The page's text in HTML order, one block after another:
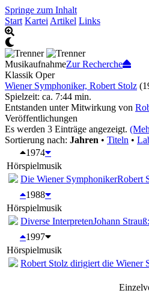
Springe zum Inhalt
Start Kartei Artikel Links
MusikaufnahmeZur Recherche
Klassik Oper
Wiener Symphoniker, Robert Stolz
Spielzeit: ca. 7:44 min.
Entstanden unter Mitwirkung von
Veröffentlichungen
Es werden 3 Einträge angezeigt.
Sortierung nach: Jahren • Titeln •
1974
Hörspielmusik
Die Wiener SymphonikerRobert
1988
Hörspielmusik
Diverse InterpretenJohann
1997
Hörspielmusik
Robert Stolz dirigiert die Wiener